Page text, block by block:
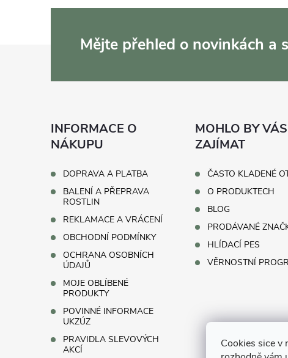
Cookies sice v
Mějte přehled o novinkách a
INFORMACE O
NÁKUPU
DOPRAVA A PLATBA
BALENÍ A PŘEPRAVA
ROSTLIN
REKLAMACE A VRÁCENÍ
OBCHODNÍ PODMÍNKY
OCHRANA OSOBNÍCH
ÚDAJŮ
MOJE OBLÍBENÉ
PRODUKTY
POVINNÉ INFORMACE
UKZÚZ
PRAVIDLA SLEVOVÝCH
AKCÍ
MOHLO BY VÁS
ZAJÍMAT
ČASTO KLADENÉ
O PRODUKTECH
BLOG
PRODÁVANÉ
HLÍDACÍ PES
VĚRNOSTNÍ